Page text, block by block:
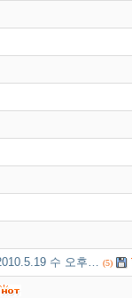
수 오후… (5)